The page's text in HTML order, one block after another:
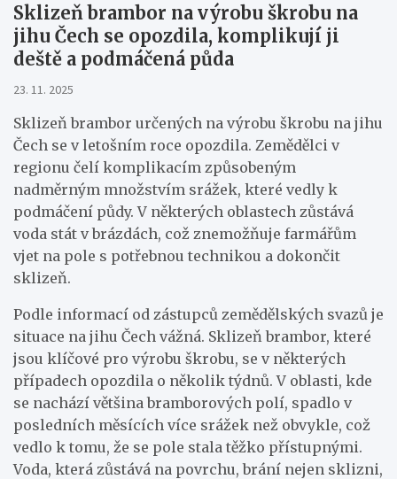
Sklizeň brambor na výrobu škrobu na
jihu Čech se opozdila, komplikují ji
deště a podmáčená půda
23. 11. 2025
Sklizeň brambor určených na výrobu škrobu na jihu
Čech se v letošním roce opozdila. Zemědělci v
regionu čelí komplikacím způsobeným
nadměrným množstvím srážek, které vedly k
podmáčení půdy. V některých oblastech zůstává
voda stát v brázdách, což znemožňuje farmářům
vjet na pole s potřebnou technikou a dokončit
sklizeň.
Podle informací od zástupců zemědělských svazů je
situace na jihu Čech vážná. Sklizeň brambor, které
jsou klíčové pro výrobu škrobu, se v některých
případech opozdila o několik týdnů. V oblasti, kde
se nachází většina bramborových polí, spadlo v
posledních měsících více srážek než obvykle, což
vedlo k tomu, že se pole stala těžko přístupnými.
Voda, která zůstává na povrchu, brání nejen sklizni,